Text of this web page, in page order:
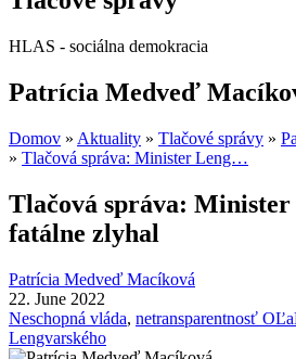
HLAS - sociálna demokracia
Patrícia Medveď
Domov » Aktuality » Tlačové správy »
» Tlačová správa: Minister Leng…
Tlačová správa:
fatálne zlyhal
Patrícia Medveď Macíková
22. June 2022
Neschopná vláda, netransparentnosť
Lengvarského